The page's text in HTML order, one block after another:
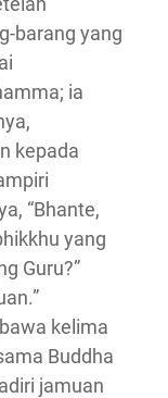
barang yang
ia
kepada
“Bhante,
yang
Guru?”
kelima
Buddha
jamuan